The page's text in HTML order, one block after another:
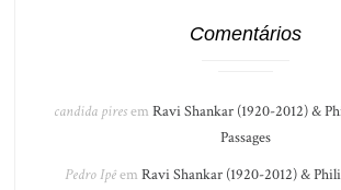
Comentários
candida piresem Ravi Shankar (1920-2012) &
Passages
Pedro Ipêem Ravi Shankar (1920-2012) &